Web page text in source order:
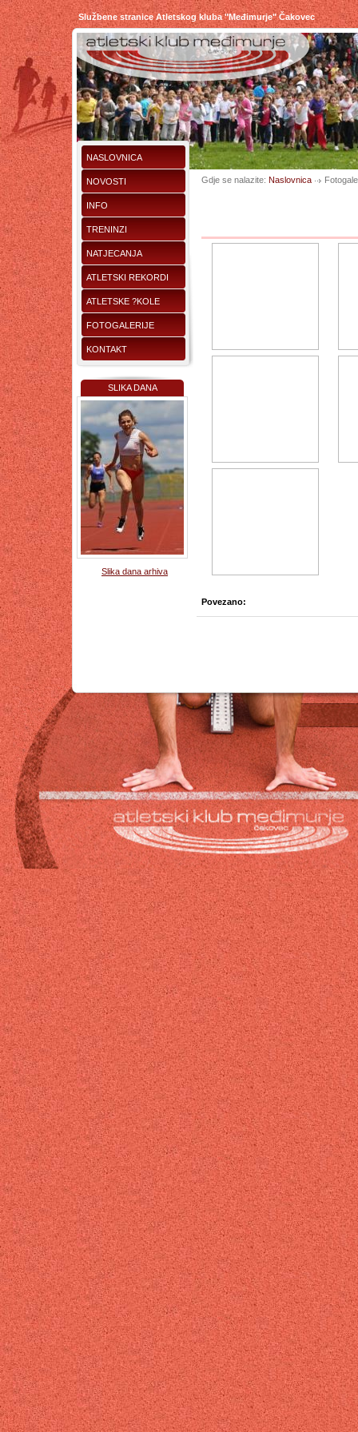
Službene stranice Atletskog kluba "Međimurje" Čakovec
NASLOVNICA
NOVOSTI
INFO
TRENINZI
NATJECANJA
ATLETSKI REKORDI
ATLETSKE ?KOLE
FOTOGALERIJE
KONTAKT
SLIKA DANA
Slika dana arhiva
Gdje se nalazite: Naslovnica
Povezano: